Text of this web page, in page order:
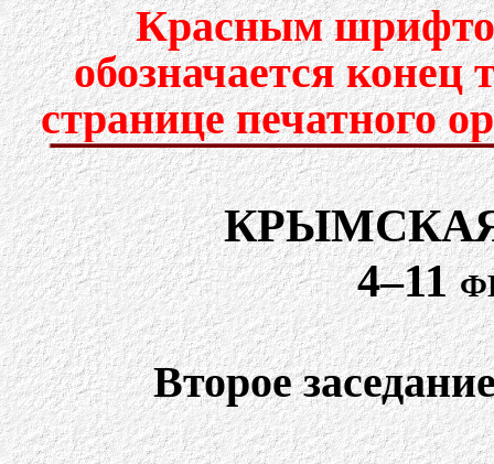
Красным
обозначается конец
странице печатного
4–11
Второе